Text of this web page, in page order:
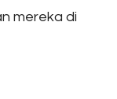
mereka di